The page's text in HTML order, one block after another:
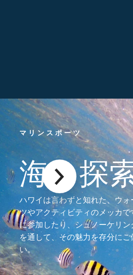
マリンスポーツ
海を探
ハワイは言わずと知れた、ウ
ツやアクティビティのメッカで
に参加したり、シュノーケリン
を通して、その魅力を存分に
い。